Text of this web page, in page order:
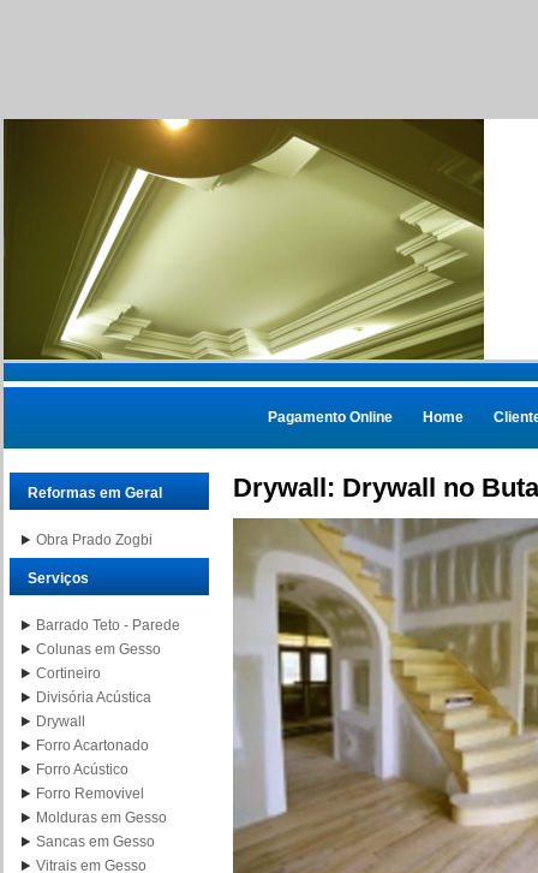
Pagamento Online Home
Reformas em Geral
Obra Prado Zogbi
Serviços
Barrado Teto - Parede
Colunas em Gesso
Cortineiro
Divisória Acústica
Drywall
Forro Acartonado
Forro Acústico
Forro Removivel
Molduras em Gesso
Sancas em Gesso
Vitrais em Gesso
Drywall: Drywall no